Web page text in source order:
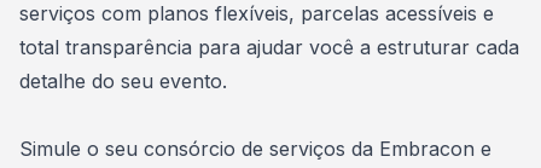
serviços com planos flexíveis, parcelas acessíveis e
total transparência para ajudar você a estruturar cada
detalhe do seu evento.
Simule o seu consórcio de serviços da Embracon e